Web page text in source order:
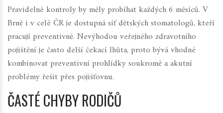
Pravidelné kontroly by měly probíhat každých 6 měsíců. V
Brně i v celé ČR je dostupná síť dětských stomatologů, kteří
pracují preventivně. Nevýhodou veřejného zdravotního
pojištění je často delší čekací lhůta, proto bývá vhodné
kombinovat preventivní prohlídky soukromě a akutní
problémy řešit přes pojišťovnu.
ČASTÉ CHYBY RODIČŮ